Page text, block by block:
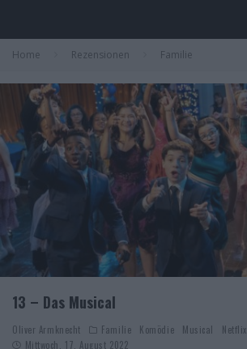
Home Rezensionen Familie
13 – Das Musical
Oliver Armknecht Familie Komödie Musical Netflix
Mittwoch, 17. August 2022